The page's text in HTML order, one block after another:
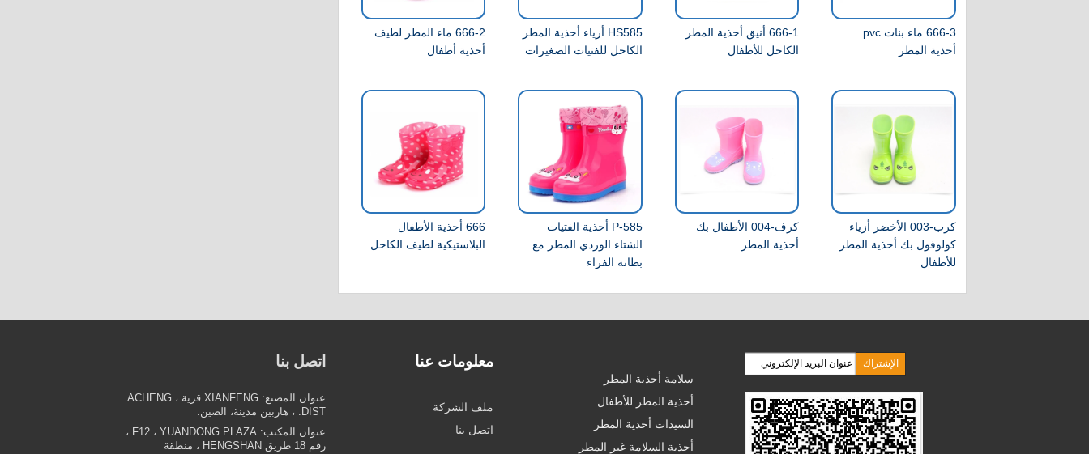
666-2 ماء المطر لطيف
أحذية أطفال
HS585 أزياء أحذية المطر
الكاحل للفتيات الصغيرات
666-1 أنيق أحذية المطر
الكاحل للأطفال
666-3 ماء بنات pvc
أحذية المطر
666 أحذية الأطفال
البلاستيكية لطيف الكاحل
585-P أحذية الفتيات
الشتاء الوردي المطر مع
بطانة الفراء
كرف-004 الأطفال بك
أحذية المطر
كرب-003 الأخضر أزياء
كولوفول بك أحذية المطر
للأطفال
اتصل بنا
عنوان المصنع: XIANFENG قرية ، ACHENG
DIST. ،
هاربين مدينة، الصين.
عنوان المكتب:
F12 ، YUANDONG PLAZA ،
رقم 18 طريق HENGSHAN ، منطقة
معلومات عنا
ملف الشركة
اتصل بنا
سلامة أحذية المطر
أحذية المطر للأطفال
السيدات أحذية المطر
أحذية السلامة غير المطر